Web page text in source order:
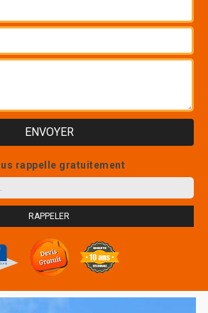
rappelle gratuitement